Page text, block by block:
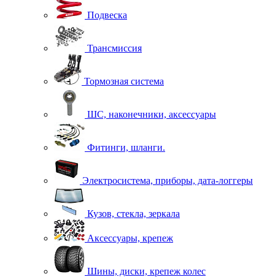
Подвеска
Трансмиссия
Тормозная система
ШС, наконечники, аксессуары
Фитинги, шланги.
Электросистема, приборы, дата-логгеры
Кузов, стекла, зеркала
Аксессуары, крепеж
Шины, диски, крепеж колес